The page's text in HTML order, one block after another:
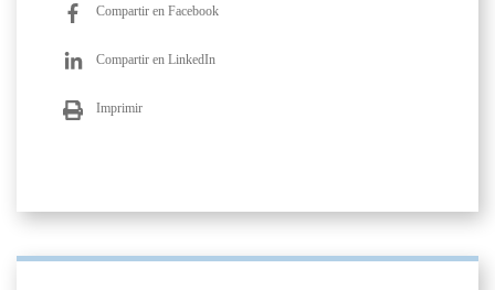
Compartir en Facebook
Compartir en LinkedIn
Imprimir